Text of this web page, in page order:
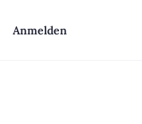
Anmelden